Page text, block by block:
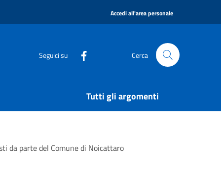
Accedi all'area personale
Seguici su Cerca
Tutti gli argomenti
da parte del Comune di Noicattaro